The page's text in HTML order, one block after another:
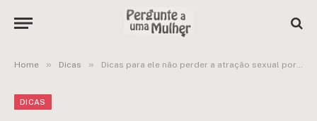
Home » Dicas » Dicas para ele não perder a atração sexual por você
DICAS